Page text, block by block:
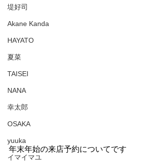
堤好司
Akane Kanda
HAYATO
夏菜
TAISEI
NANA
幸太郎
OSAKA
yuuka
イマイマユ
年末年始の来店予約についてです